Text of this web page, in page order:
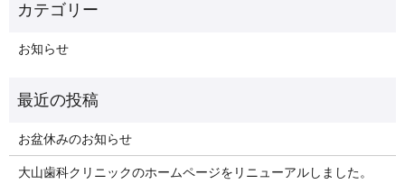
お知らせ
お盆休みのお知らせ
大山歯科クリニックのホームページをリニューアルしました。